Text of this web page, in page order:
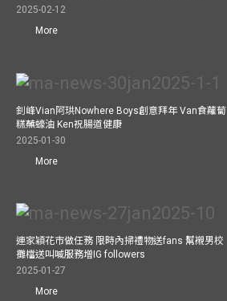
2025-02-12
More
釗峰Vian阿珙Nowhere Boys創意拜年 Van食蘿蔔
糕蘸蠔油 Ken祝腸道健康
2025-01-30
More
連家穎花市做任務 限時內掃禮物送fans 幫襯男校
攤檔送叫喊服務增IG followers
2025-01-27
More